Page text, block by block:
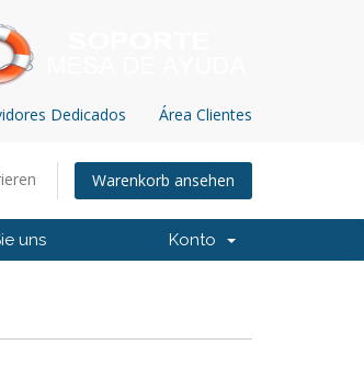
Dedicados Área Clientes
Warenkorb ansehen
uns Konto